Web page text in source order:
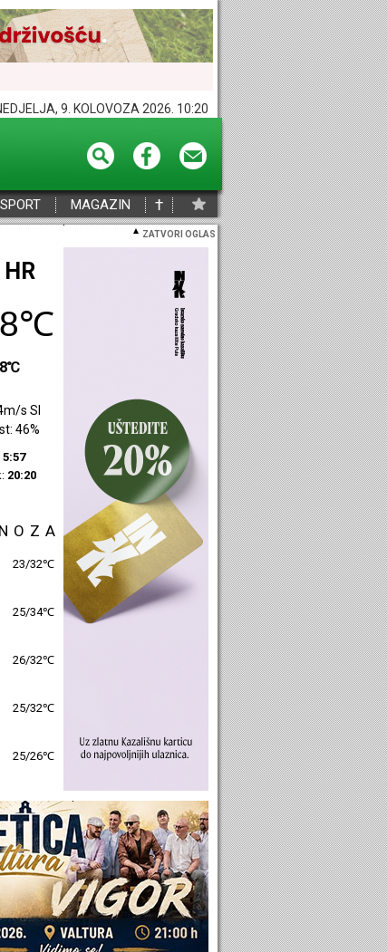
9. KOLOVOZA 2026. 10:20
SPORT MAGAZIN †
ZATVORI OGLAS
HR
s JZ
37%
5:59
20:23
27/30℃
26/32℃
27/31℃
26/32℃
26/27℃